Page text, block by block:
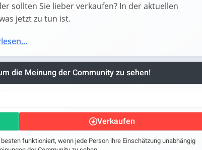
sollten Sie lieber verkaufen? In der aktuellen
jetzt zu tun ist.
die Meinung der Community zu sehen!
Verkaufen
funktioniert, wenn jede Person ihre Einschätzung unabhängig